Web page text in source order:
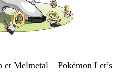
Melmetal – Pokémon Let’s